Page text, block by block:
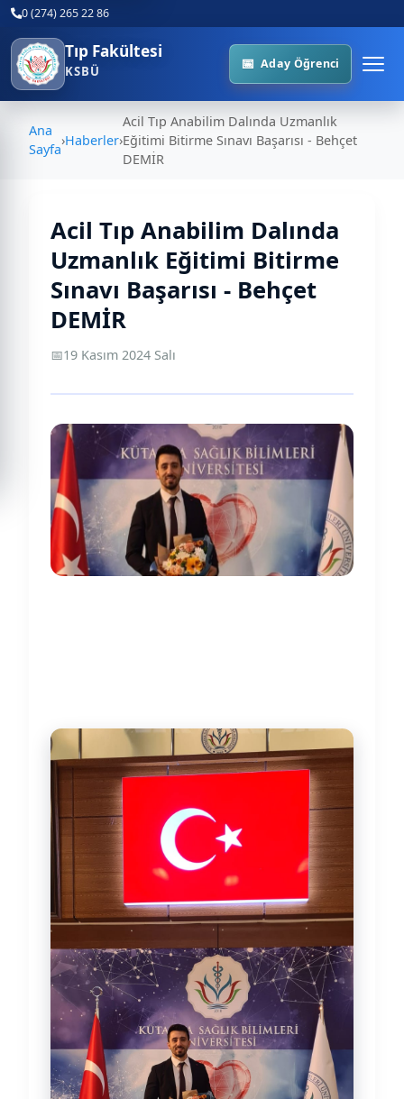
0 (274) 265 22 86
Tıp Fakültesi
KSBÜ Aday Öğrenci
Ana
Sayfa
›Haberler›
Acil Tıp Anabilim Dalında Uzmanlık
Eğitimi Bitirme Sınavı Başarısı - Behçet
DEMİR
Acil Tıp Anabilim Dalında
Uzmanlık Eğitimi Bitirme
Sınavı Başarısı - Behçet
DEMİR
📅19 Kasım 2024 Salı